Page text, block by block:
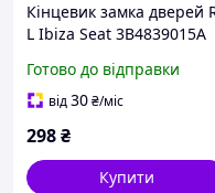
Кінцевик замка дверей
L Ibiza Seat 3B4839015A
7L0839015
Готово до відправки
від30₴/міс
298₴
Купити